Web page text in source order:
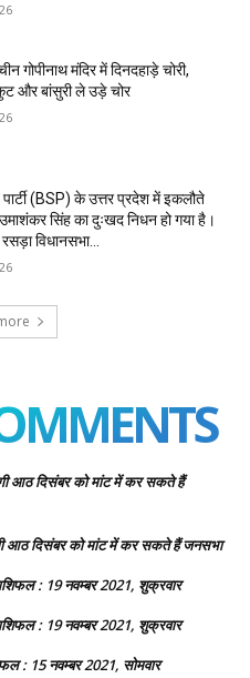
गोपीनाथ मंदिर में दिनदहाड़े चोरी,
और बांसुरी ले उड़े चोर
(BSP) के उत्तर प्रदेश में इकलौते
सिंह का दुःखद निधन हो गया है।
विधानसभा...
आठ दिसंबर को मांट में कर सकते हैं
आठ दिसंबर को मांट में कर सकते हैं जनसभा
: 19 नवम्बर 2021, शुक्रवार
: 19 नवम्बर 2021, शुक्रवार
: 15 नवम्बर 2021, सोमवार